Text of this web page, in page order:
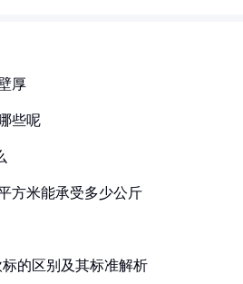
厚
些呢
方米能承受多少公斤
的区别及其标准解析